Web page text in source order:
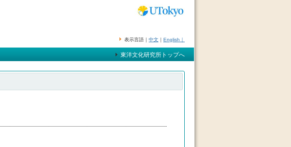
表示言語｜ 中文 ｜ English｜
東洋文化研究所トップへ